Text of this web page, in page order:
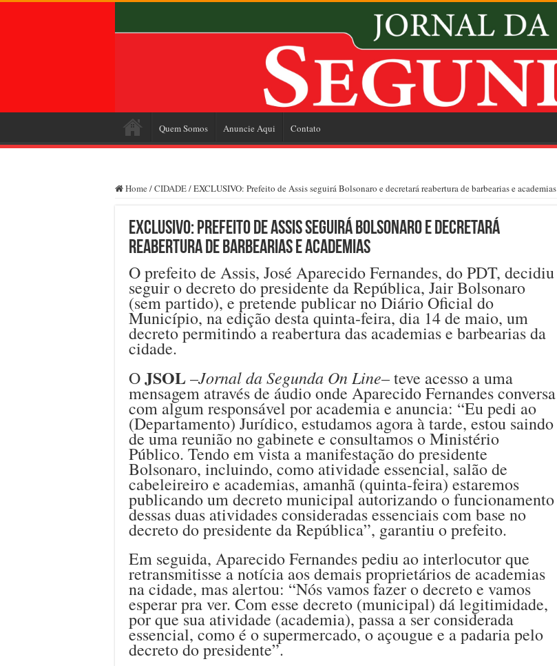
Quem Somos Anuncie Aqui Contato
Home /CIDADE/EXCLUSIVO: Prefeito de Assis seguirá Bolsonaro e decretará reabertura de barbearias e academias
EXCLUSIVO: Prefeito de Assis seguirá Bolsonaro e decretará
reabertura de barbearias e academias
O prefeito de Assis, José Aparecido Fernandes, do PDT, decidiu
seguir o decreto do presidente da República, Jair Bolsonaro
(sem partido), e pretende publicar no Diário Oficial do
Município, na edição desta quinta-feira, dia 14 de maio, um
decreto permitindo a reabertura das academias e barbearias da
cidade.
OJSOL–Jornal da Segunda On Line– teve acesso a uma
mensagem através de áudio onde Aparecido Fernandes conversa
com algum responsável por academia e anuncia: “Eu pedi ao
(Departamento) Jurídico, estudamos agora à tarde, estou saindo
de uma reunião no gabinete e consultamos o Ministério
Público. Tendo em vista a manifestação do presidente
Bolsonaro, incluindo, como atividade essencial, salão de
cabeleireiro e academias, amanhã (quinta-feira) estaremos
publicando um decreto municipal autorizando o funcionamento
dessas duas atividades consideradas essenciais com base no
decreto do presidente da República”, garantiu o prefeito.
Em seguida, Aparecido Fernandes pediu ao interlocutor que
retransmitisse a notícia aos demais proprietários de academias
na cidade, mas alertou: “Nós vamos fazer o decreto e vamos
esperar pra ver. Com esse decreto (municipal) dá legitimidade,
por que sua atividade (academia), passa a ser considerada
essencial, como é o supermercado, o açougue e a padaria pelo
decreto do presidente”.